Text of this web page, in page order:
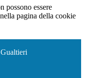
possono essere
pagina della cookie